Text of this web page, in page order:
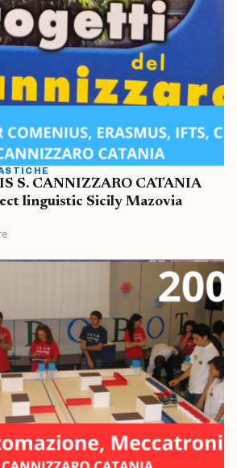
S. CANNIZZARO CATANIA
linguistic Sicily Mazovia